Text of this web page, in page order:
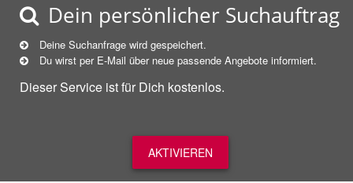
Dein persönlicher Suchauftrag
Deine Suchanfrage wird gespeichert.
Du wirst per E-Mail über neue passende Angebote informiert.
Dieser Service ist für Dich kostenlos.
AKTIVIEREN